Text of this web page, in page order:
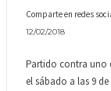
Comparte en redes
12/02/2018
Partido contra uno
el sábado a las 9